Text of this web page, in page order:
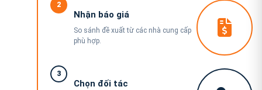
2
Nhận báo giá
So sánh đề xuất từ các nhà cung cấp
phù hợp.
3
Chọn đối tác